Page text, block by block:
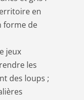
en
forme de
jeux
les
des loups ;